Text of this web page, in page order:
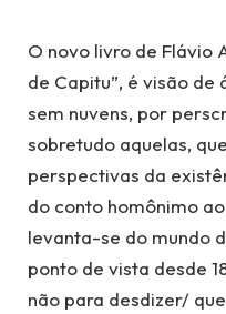
O novo livro de Flávio
de Capitu”, é visão de
sem nuvens, por
sobretudo aquelas,
perspectivas da
do conto homônimo
levanta-se do mundo
ponto de vista desde
não para desdizer/